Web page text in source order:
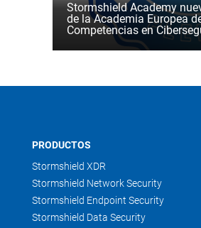
Stormshield Academy
de la Academia Europea
Competencias en
PRODUCTOS
Stormshield XDR
Stormshield Network Security
Stormshield Endpoint Security
Stormshield Data Security